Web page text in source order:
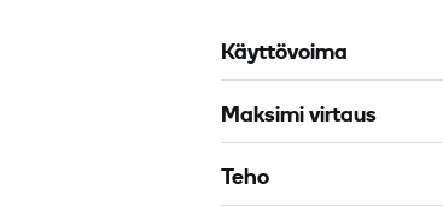
k
5
K
Käyttövoima
Maksimi virtaus
Teho